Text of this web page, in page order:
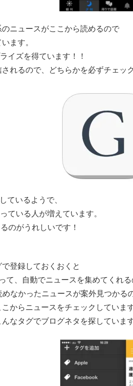
ニュースがここから読めるので
ます。
イズを得ています！！
れるので、どちらかを必ずチェッ
ているようで、
ている人が増えています。
のがうれしいです！
登録しておくおくと
て、自動でニュースを集めてくれる
めなかったニュースが案外見つかる
からニュースをチェックしています
なタグでブログネタを探しています